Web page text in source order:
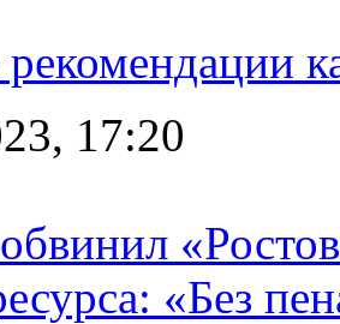
17:20
«Без